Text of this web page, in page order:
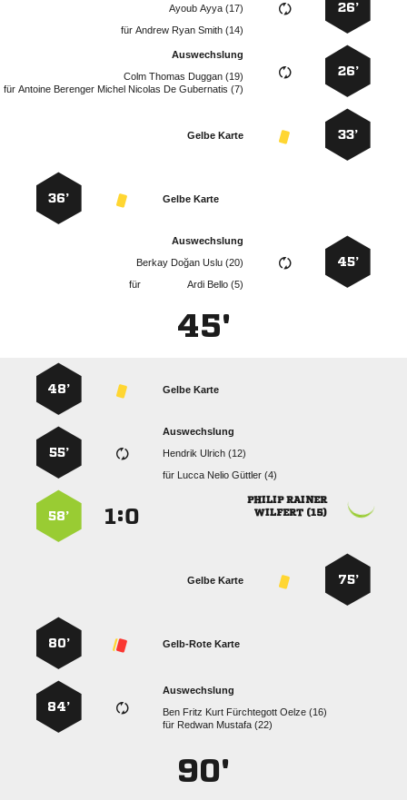
26’
  
für   
26’
Auswechslung
   
für      
33’
Gelbe Karte
Gelbe Karte
36’
45’
Auswechslung
   
für
  
45'
Gelbe Karte
48’
Auswechslung
  
für    
55’
 
 
:
58’
75’
Gelbe Karte
Gelb-Rote Karte
80’
Auswechslung
     
für   
84’
90'